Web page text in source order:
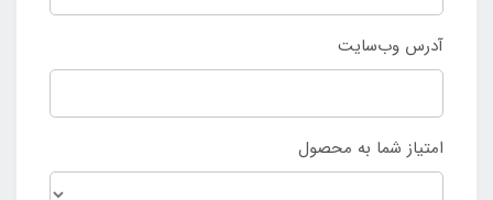
آدرس وب‌سایت
امتیاز شما به محصول